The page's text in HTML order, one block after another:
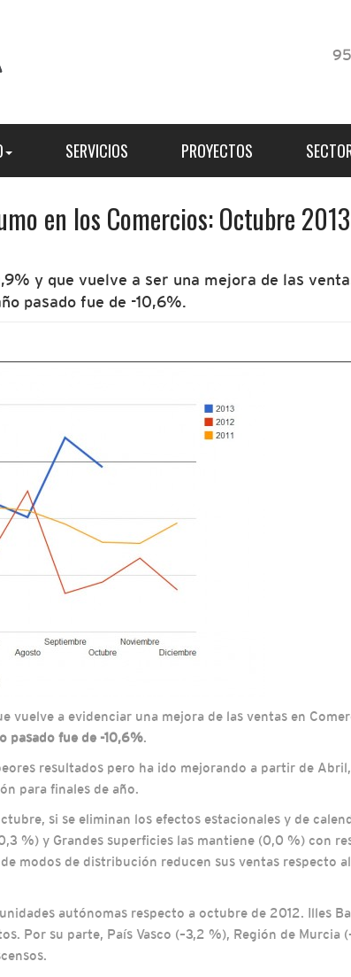
SERVICIOS PROYECTOS
en los Comercios: Octubre 2013
y que vuelve a ser una mejora de las
pasado fue de -10,6%.
vuelve a evidenciar una mejora de las ventas en
pasado fue de -10,6%.
resultados pero ha ido mejorando a partir de
para finales de año.
si se eliminan los efectos estacionales y de
%) y Grandes superficies las mantiene (0,0 %) con
modos de distribución reducen sus ventas respecto
autónomas respecto a octubre de 2012. Illes
Por su parte, País Vasco (–3,2 %), Región de Murcia